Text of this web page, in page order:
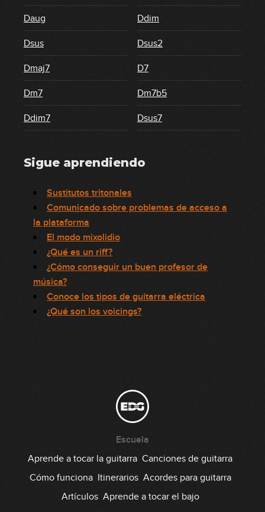
Daug Ddim
Dsus Dsus2
Dmaj7 D7
Dm7 Dm7b5
Ddim7 Dsus7
Sigue aprendiendo
Sustitutos tritonales
Comunicado sobre problemas de acceso a
la plataforma
El modo mixolidio
¿Qué es un riff?
¿Cómo conseguir un buen profesor de
música?
Conoce los tipos de guitarra eléctrica
¿Qué son los voicings?
Escuela
Aprende a tocar la guitarra Canciones de guitarra
Cómo funciona Itinerarios Acordes para guitarra
Artículos Aprende a tocar el bajo